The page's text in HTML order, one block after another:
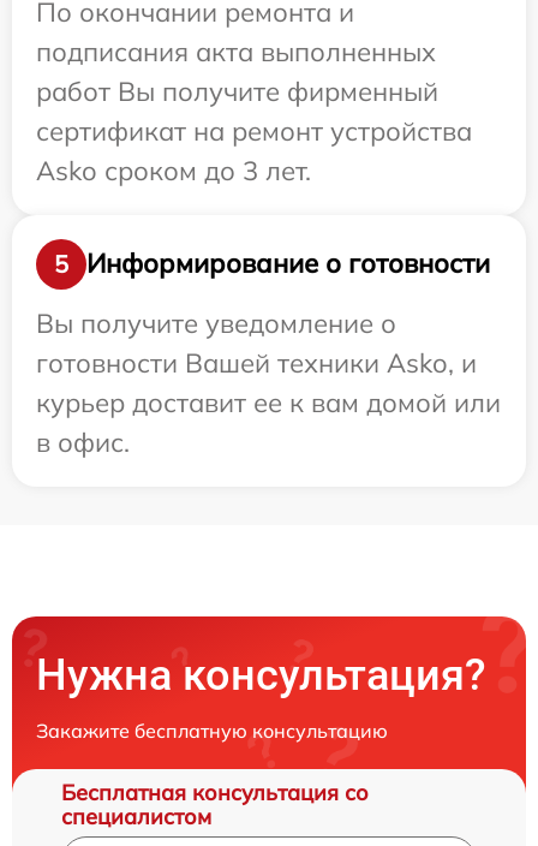
По окончании ремонта и
подписания акта выполненных
работ Вы получите фирменный
сертификат на ремонт устройства
Asko сроком до 3 лет.
5
Информирование о готовности
Вы получите уведомление о
готовности Вашей техники Asko, и
курьер доставит ее к вам домой или
в офис.
Нужна консультация?
Закажите бесплатную консультацию
Бесплатная консультация со
специалистом